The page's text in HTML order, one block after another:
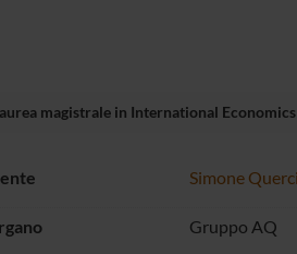
magistrale in International
Simone
Gruppo AQ